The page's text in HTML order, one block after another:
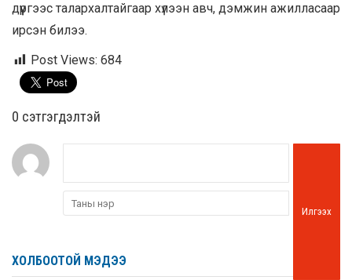
дүүргээс талархалтайгаар хүлээн авч, дэмжин ажилласаар
ирсэн билээ.
Post Views: 684
0 cэтгэгдэлтэй
Илгээх
ХОЛБООТОЙ МЭДЭЭ